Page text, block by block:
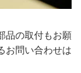
品の取付もお願
お問い合わせは